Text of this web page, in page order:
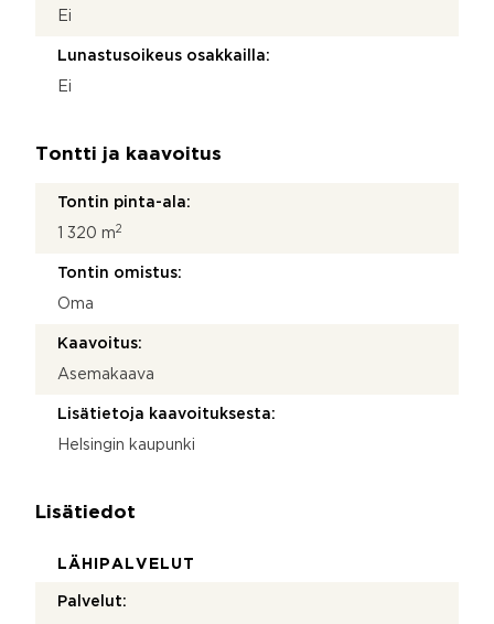
Ei
Lunastusoikeus osakkailla:
Ei
Tontti ja kaavoitus
Tontin pinta-ala:
1 320 m2
Tontin omistus:
Oma
Kaavoitus:
Asemakaava
Lisätietoja kaavoituksesta:
Helsingin kaupunki
Lisätiedot
LÄHIPALVELUT
Palvelut: